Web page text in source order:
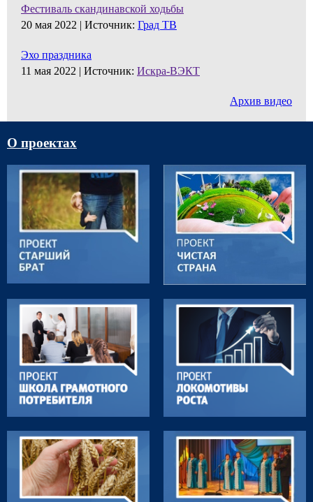
Фестиваль скандинавской ходьбы
20 мая 2022 | Источник: Град ТВ
Эхо праздника
11 мая 2022 | Источник: Искра-ВЭКТ
Архив видео
О проектах